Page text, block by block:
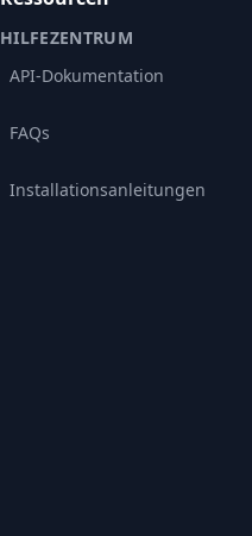
HILFEZENTRUM
API-Dokumentation
FAQs
Installationsanleitungen